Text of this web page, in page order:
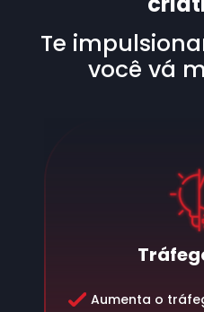
Te
você vá
Aumenta o